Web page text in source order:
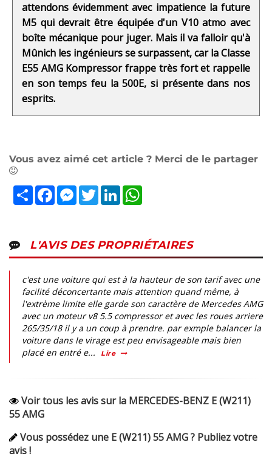
attendons évidemment avec impatience la future
M5 qui devrait être équipée d'un V10 atmo avec
boîte mécanique pour juger. Mais il va falloir qu'à
Mûnich les ingénieurs se surpassent, car la Classe
E55 AMG Kompressor frappe très fort et rappelle
en son temps feu la 500E, si présente dans nos
esprits.
Vous avez aimé cet article ? Merci de le partager
PartagerFacebookMessenger
TwitterLinkedIn
L'AVIS DES PROPRIÉTAIRES
c'est une voiture qui est à la hauteur de son tarif avec une
facilité déconcertante mais attention quand même, à
l'extrème limite elle garde son caractère de Mercedes AMG
avec un moteur v8 5.5 compressor et avec les roues arriere
265/35/18 il y a un coup à prendre. par exmple balancer la
voiture dans le virage est peu envisageable mais bien
placé en entré e...
Lire
Voir tous les avis sur la MERCEDES-BENZ E (W211)
55 AMG
Vous possédez une E (W211) 55 AMG ? Publiez votre
avis !